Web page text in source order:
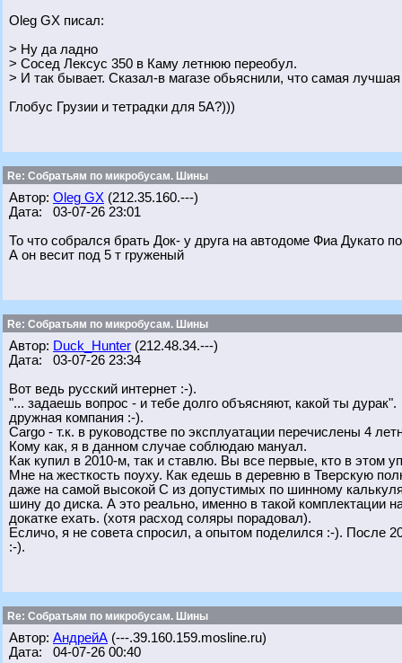
Oleg GX писал:
> Ну да ладно
> Сосед Лексус 350 в Каму летнюю переобул.
> И так бывает. Сказал-в магазе обьяснили, что самая
Глобус Грузии и тетрадки для 5А?)))
Re: Собратьям по микробусам. Шины
Автор: Oleg GX (212.35.160.---)
Дата: 03-07-26 23:01
То что собрался брать Док- у друга на автодоме Фиа Дукато
А он весит под 5 т груженый
Re: Собратьям по микробусам. Шины
Автор: Duck_Hunter (212.48.34.---)
Дата: 03-07-26 23:34
Вот ведь русский интернет :-).
"... задаешь вопрос - и тебе долго объясняют, какой ты дурак".
дружная компания :-).
Cargo - т.к. в руководстве по эксплуатации перечислены 4
Кому как, я в данном случае соблюдаю мануал.
Как купил в 2010-м, так и ставлю. Вы все первые, кто в этом
Мне на жесткость поуху. Как едешь в деревню в Тверскую
даже на самой высокой С из допустимых по шинному
шину до диска. А это реально, именно в такой комплектации
докатке ехать. (хотя расход соляры порадовал).
Есличо, я не совета спросил, а опытом поделился :-). После
:-).
Re: Собратьям по микробусам. Шины
Автор: АндрейА (---.39.160.159.mosline.ru)
Дата: 04-07-26 00:40